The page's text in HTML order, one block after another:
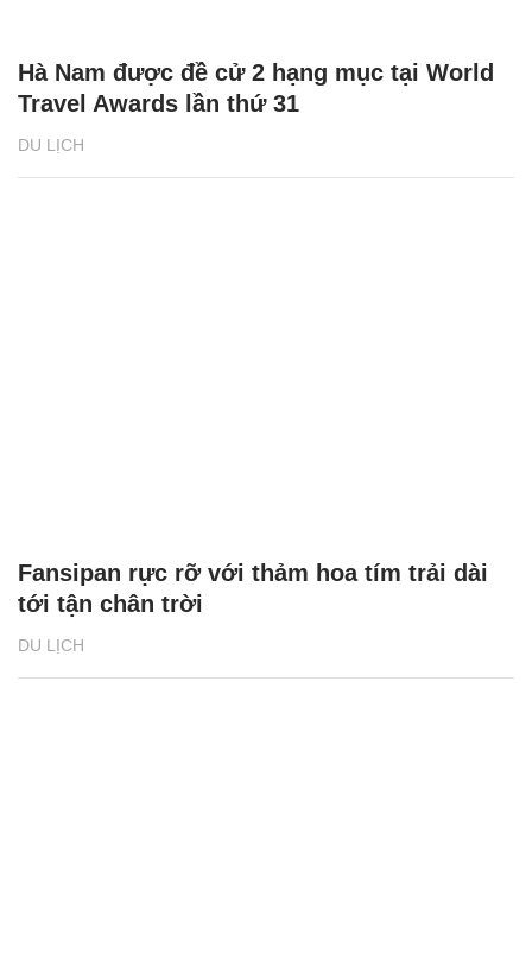
DU LỊCH
Hà Nam được đề cử 2 hạng mục tại World
Travel Awards lần thứ 31
DU LỊCH
Fansipan rực rỡ với thảm hoa tím trải dài
tới tận chân trời